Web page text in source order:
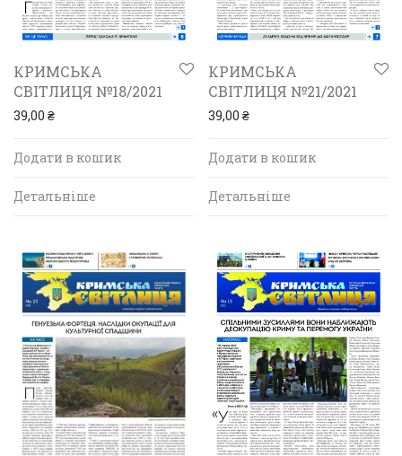
КРИМСЬКА
СВІТЛИЦЯ №18/2021
39,00 ₴
Додати в кошик
Детальніше
КРИМСЬКА
СВІТЛИЦЯ №21/2021
39,00 ₴
Додати в кошик
Детальніше